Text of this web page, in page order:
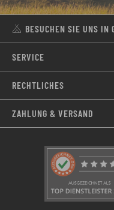
BESUCHEN SIE UNS IN
SERVICE
RECHTLICHES
ZAHLUNG & VERSAND